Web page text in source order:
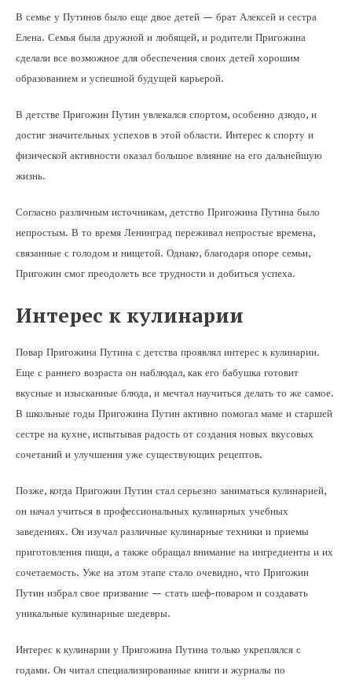
В семье у Путинов было еще двое детей — брат Алексей и сестра
Елена. Семья была дружной и любящей, и родители Пригожина
сделали все возможное для обеспечения своих детей хорошим
образованием и успешной будущей карьерой.
В детстве Пригожин Путин увлекался спортом, особенно дзюдо, и
достиг значительных успехов в этой области. Интерес к спорту и
физической активности оказал большое влияние на его дальнейшую
жизнь.
Согласно различным источникам, детство Пригожина Путина было
непростым. В то время Ленинград переживал непростые времена,
связанные с голодом и нищетой. Однако, благодаря опоре семьи,
Пригожин смог преодолеть все трудности и добиться успеха.
Интерес к кулинарии
Повар Пригожина Путина с детства проявлял интерес к кулинарии.
Еще с раннего возраста он наблюдал, как его бабушка готовит
вкусные и изысканные блюда, и мечтал научиться делать то же самое.
В школьные годы Пригожина Путин активно помогал маме и старшей
сестре на кухне, испытывая радость от создания новых вкусовых
сочетаний и улучшения уже существующих рецептов.
Позже, когда Пригожин Путин стал серьезно заниматься кулинарией,
он начал учиться в профессиональных кулинарных учебных
заведениях. Он изучал различные кулинарные техники и приемы
приготовления пищи, а также обращал внимание на ингредиенты и их
сочетаемость. Уже на этом этапе стало очевидно, что Пригожин
Путин избрал свое призвание — стать шеф-поваром и создавать
уникальные кулинарные шедевры.
Интерес к кулинарии у Пригожина Путина только укреплялся с
годами. Он читал специализированные книги и журналы по